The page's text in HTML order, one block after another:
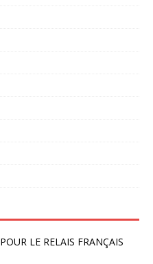
LE RELAIS FRANÇAIS